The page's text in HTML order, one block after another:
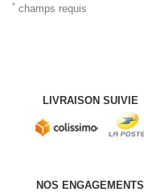
* champs requis
LIVRAISON SUIVIE
NOS ENGAGEMENTS